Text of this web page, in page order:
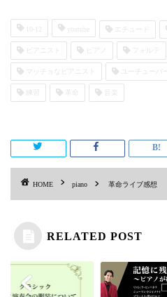
10-12
ユーチューバー
音楽
HOME piano 革命ライブ感想
RELATED POST